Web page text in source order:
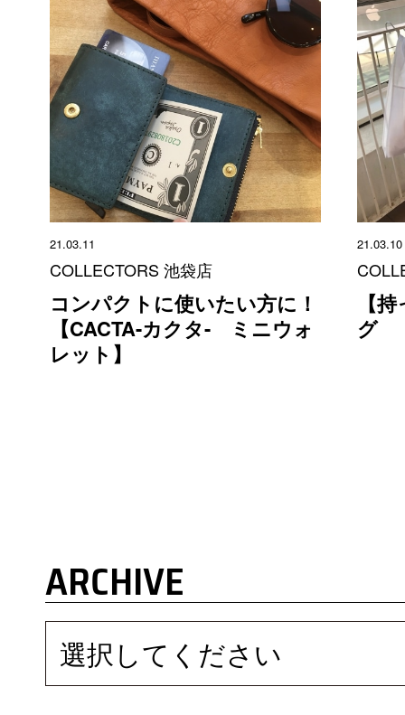
21.03.11
COLLECTORS 池袋店
コンパクトに使いたい方に！
【CACTA-カクタ- ミニウォ
レット】
21.03.10
【
グ
ARCHIVE
選択してください